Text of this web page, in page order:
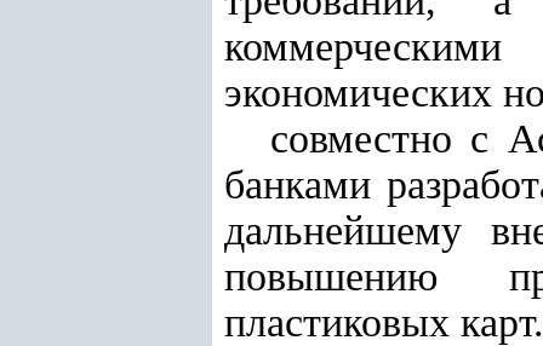
экономических
совместно с
банками
дальнейшему
повышению
пластиковых карт.